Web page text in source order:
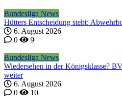
Bundesliga News
Hütters Entscheidung steht:
6. August 2026
0
9
Bundesliga News
Wiedersehen in der Königsklasse?
weiter
6. August 2026
0
10